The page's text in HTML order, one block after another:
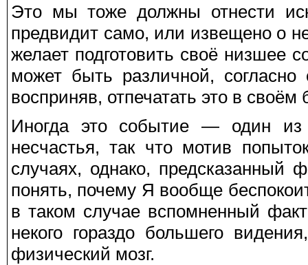
Это мы тоже должны отнести
предвидит само, или извещено о
желает подготовить своё низшее
может быть различной,
восприняв, отпечатать это в
Иногда это событие — один из
несчастья, так что мотив
случаях, однако, предсказанный
понять, почему Я вообще
в таком случае вспомненный
некого гораздо большего
физический мозг.